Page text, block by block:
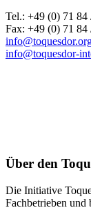
Tel.: +49 (0) 71 84
Fax: +49 (0) 71 84
info@toquesdor-
Über den
Die Initiative
Fachbetrieben